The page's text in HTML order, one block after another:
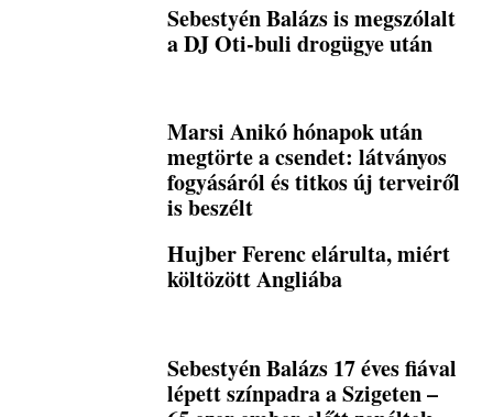
Sebestyén Balázs is megszólalt
a DJ Oti-buli drogügye után
Marsi Anikó hónapok után
megtörte a csendet: látványos
fogyásáról és titkos új terveiről
is beszélt
Hujber Ferenc elárulta, miért
költözött Angliába
Sebestyén Balázs 17 éves fiával
lépett színpadra a Szigeten –